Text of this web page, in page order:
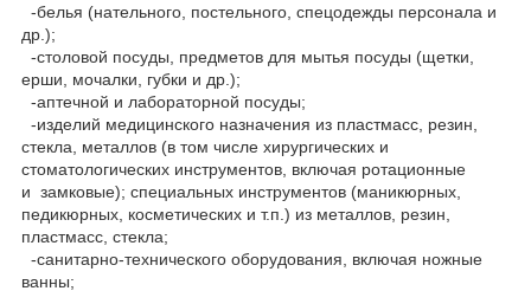
-белья (нательного, постельного, спецодежды персонала и
др.);
-столовой посуды, предметов для мытья посуды (щетки,
ерши, мочалки, губки и др.);
-аптечной и лабораторной посуды;
-изделий медицинского назначения из пластмасс, резин,
стекла, металлов (в том числе хирургических и
стоматологических инструментов, включая ротационные
и замковые); специальных инструментов (маникюрных,
педикюрных, косметических и т.п.) из металлов, резин,
пластмасс, стекла;
-санитарно-технического оборудования, включая ножные
ванны;